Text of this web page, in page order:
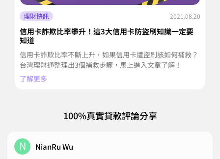
理財快訊 2021.08.20
信用卡詐欺比率攀升！這3大信用卡防盜刷知識一定要
知道
信用卡詐欺比率不斷上升，如果信用卡遭盜刷該如何補救？
台灣理財通整理出3個補救步驟，馬上進入文章了解！
了解更多
100%真實貸款評論分享
N
NianRu Wu